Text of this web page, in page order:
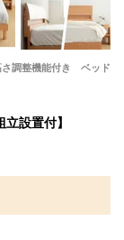
調整機能付き ベッド
設置付】